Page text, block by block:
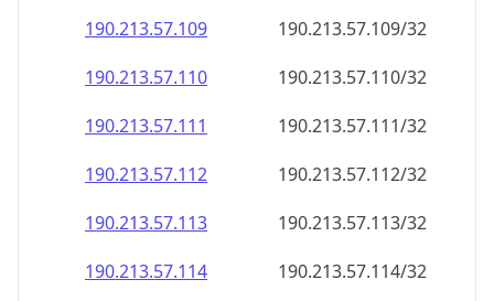
190.213.57.109
190.213.57.109/32
190.213.57.110
190.213.57.110/32
190.213.57.111
190.213.57.111/32
190.213.57.112
190.213.57.112/32
190.213.57.113
190.213.57.113/32
190.213.57.114
190.213.57.114/32